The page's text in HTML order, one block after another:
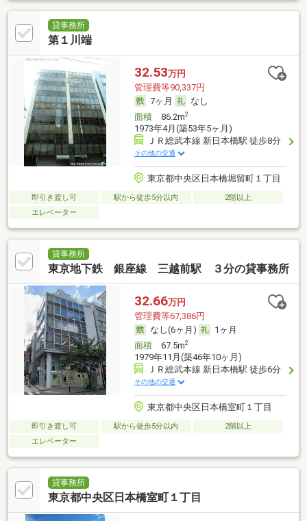
貸事務所
第１川端
32.53万円
管理費等90,337円
7ヶ月
なし
面積86.2m2
1973年4月(築53年5ヶ月)
ＪＲ総武本線 新日本橋駅 徒歩8分
その他の交通
東京都中央区日本橋堀留町１丁目
即引き渡し可 駅から徒歩5分以内
2階以上
エレベーター
貸事務所
東京地下鉄 銀座線 三越前駅 ３分の貸事務所
32.66万円
管理費等67,386円
なし(6ヶ月)
1ヶ月
面積67.5m2
1979年11月(築46年10ヶ月)
ＪＲ総武本線 新日本橋駅 徒歩6分
その他の交通
東京都中央区日本橋室町１丁目
即引き渡し可 駅から徒歩5分以内
2階以上
エレベーター
貸事務所
東京都中央区日本橋室町１丁目